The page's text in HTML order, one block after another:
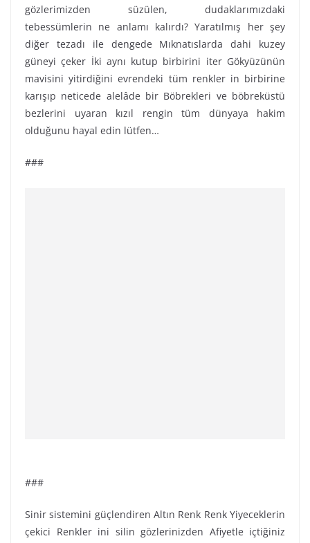
gözlerimizden süzülen, dudaklarımızdaki
tebessümlerin ne anlamı kalırdı? Yaratılmış her şey
diğer tezadı ile dengede Mıknatıslarda dahi kuzey
güneyi çeker İki aynı kutup birbirini iter Gökyüzünün
mavisini yitirdiğini evrendeki tüm renkler in birbirine
karışıp neticede alelâde bir Böbrekleri ve böbreküstü
bezlerini uyaran kızıl rengin tüm dünyaya hakim
olduğunu hayal edin lütfen…
###
###
Sinir sistemini güçlendiren Altın Renk Renk Yiyeceklerin
çekici Renkler ini silin gözlerinizden Afiyetle içtiğiniz